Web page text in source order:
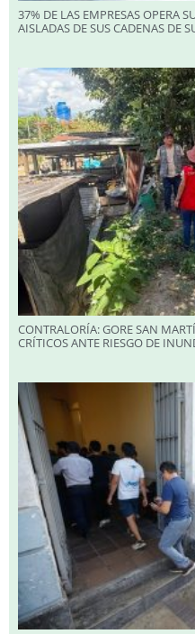
37% DE LAS EMPRESAS OPERA
AISLADAS DE SUS CADENAS DE
CONTRALORÍA: GORE SAN
CRÍTICOS ANTE RIESGO DE